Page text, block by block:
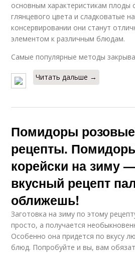
основным характеристикам плоды
глянцевого цвета и сладковатые
консервировании они станут
элементом к различным блюдам.
Самые популярные методы
Читать дальше →
Помидоры
рецепты.
корейски на зиму
вкусный рецепт
оближешь!
Заготовка на зиму по этому
просто, а получается
Особенно она придется по вкусу
блюд. Попробуйте и вы, вам